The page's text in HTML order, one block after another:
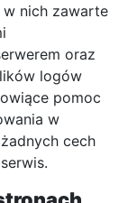
w nich zawarte
oraz
logów
pomoc
w
cech